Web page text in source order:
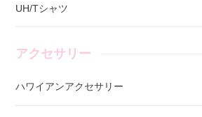
UH/Tシャツ
アクセサリー
ハワイアンアクセサリー